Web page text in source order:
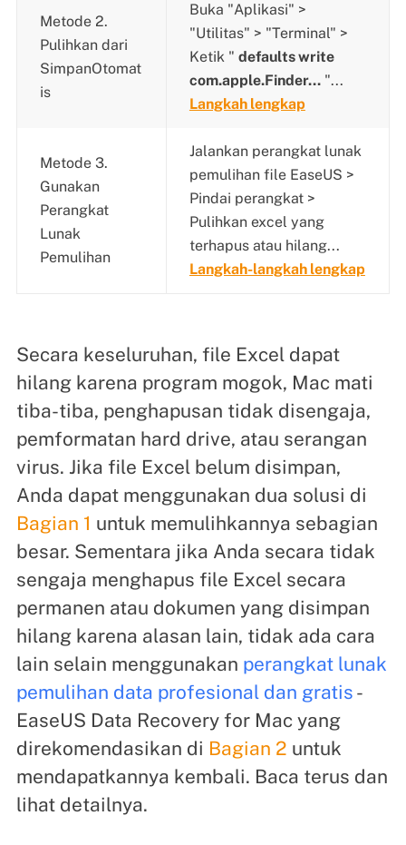
Metode 2.
Pulihkan dari
SimpanOtomat
is
Buka "Aplikasi" >
"Utilitas" > "Terminal" >
Ketik " defaults write
com.apple.Finder..."...
Langkah lengkap
Metode 3.
Gunakan
Perangkat
Lunak
Pemulihan
Jalankan perangkat lunak
pemulihan file EaseUS >
Pindai perangkat >
Pulihkan excel yang
terhapus atau hilang...
Langkah-langkah lengkap
Secara keseluruhan, file Excel dapat
hilang karena program mogok, Mac mati
tiba-tiba, penghapusan tidak disengaja,
pemformatan hard drive, atau serangan
virus. Jika file Excel belum disimpan,
Anda dapat menggunakan dua solusi di
Bagian 1 untuk memulihkannya sebagian
besar. Sementara jika Anda secara tidak
sengaja menghapus file Excel secara
permanen atau dokumen yang disimpan
hilang karena alasan lain, tidak ada cara
lain selain menggunakan perangkat lunak
pemulihan data profesional dan gratis -
EaseUS Data Recovery for Mac yang
direkomendasikan di Bagian 2 untuk
mendapatkannya kembali. Baca terus dan
lihat detailnya.